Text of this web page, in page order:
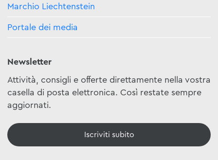
Marchio Liechtenstein
Portale dei media
Newsletter
Attività, consigli e offerte direttamente nella vostra
casella di posta elettronica. Così restate sempre
aggiornati.
Iscriviti subito